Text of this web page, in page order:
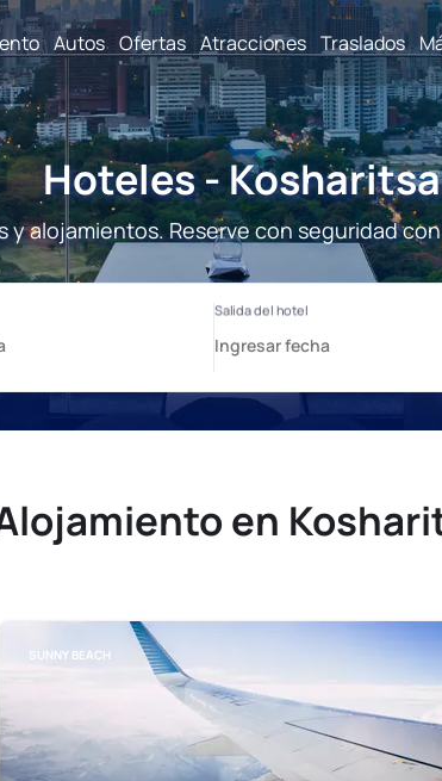
Autos Ofertas Atracciones Traslados
Hoteles - Kosharitsa
y alojamientos. Reserve con seguridad
en
SUNNY BEACH